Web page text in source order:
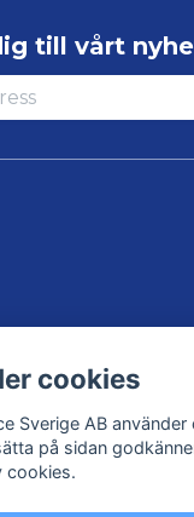
till vårt
cookies
Sverige AB använder
på sidan
cookies.